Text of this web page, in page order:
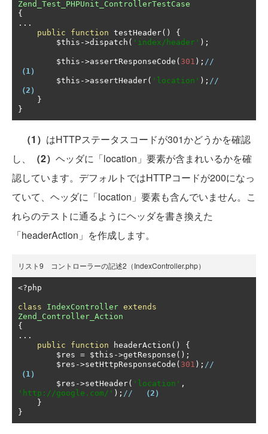
Zend_Test_PHPUnit_ControllerTestCase
{
...
public
function testHeader()
{
        $this
->dispatch ( 'index/header' );
        $this
->assertResponseCode ( 301 );
（1）
        $this
->assertHeader( 'location' );
（2）
}
}
（1） はHTTPステータスコードが301かどうかを確認
し、
（2） ヘッダに「location」要素が含まれいるかを確
認しています。デフォルトではHTTPコードが200になっ
ていて、ヘッダに「location」要素も含んでいません。こ
れらのテストに通るようにヘッダを書き換えた
「headerAction」を作成します。
リスト9 コントローラーの記述2（IndexController.php）
<?php
class IndexController extends
Zend_Controller_Action
{
...
public
function headerAction ()
{
        $res
= $this ->getResponse ();
        $res
->setHttpResponseCode ( 301 );
（1）
        $res
->setHeader( 'location' ,
'http://google.com/' ); //
（2）
}
}